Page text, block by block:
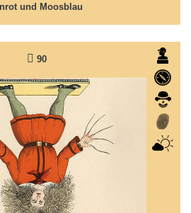
und Moosblau
90
Nachlass
Struwwelpeter...